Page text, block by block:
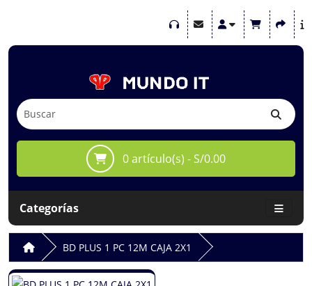
0 artículo(s) - S/0.00
Categorías
BD PLUS 1 PC 12M CAJA 2X1